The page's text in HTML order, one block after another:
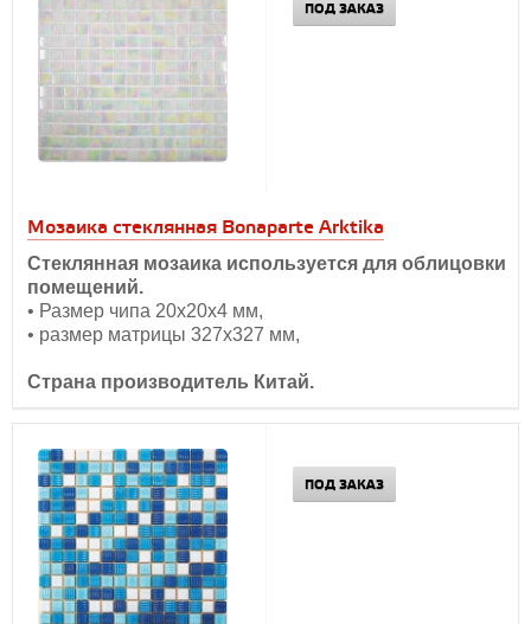
Мозаика стеклянная Bonaparte Arktika
Стеклянная мозаика используется для облицовки
помещений.
• Размер чипа 20х20х4 мм,
• размер матрицы 327х327 мм,
Страна производитель Китай.
ПОД ЗАКАЗ
ПОД ЗАКАЗ